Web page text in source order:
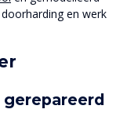
en werk